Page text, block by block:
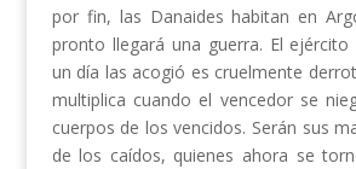
por fin, las Danaides habitan en
pronto llegará una guerra. El
un día las acogió es cruelmente
multiplica cuando el vencedor se
cuerpos de los vencidos. Serán sus
de los caídos, quienes ahora se